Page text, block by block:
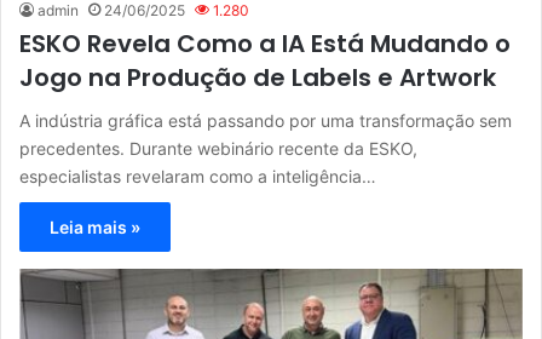
admin 24/06/2025 1.280
ESKO Revela Como a IA Está Mudando o
Jogo na Produção de Labels e Artwork
A indústria gráfica está passando por uma transformação sem
precedentes. Durante webinário recente da ESKO,
especialistas revelaram como a inteligência…
Leia mais »